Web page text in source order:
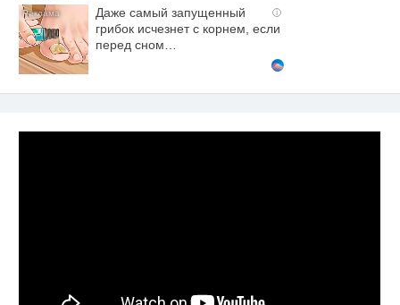
i
Даже самый запущенный
грибок исчезнет с корнем, если
перед сном…